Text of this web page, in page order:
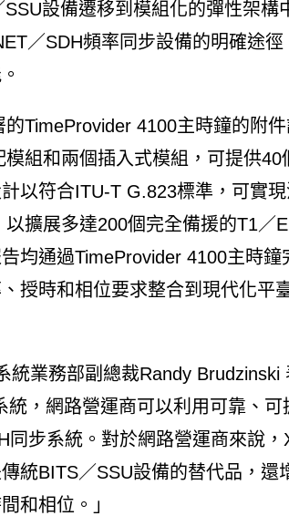
設備遷移到模組化的彈性架構
／SDH頻率同步設備的明確途
TimeProvider 4100主時鐘的附
組和兩個插入式模組，可提供
以符合ITU-T G.823標準，可實
擴展多達200個完全備援的T1／
均通過TimeProvider 4100主時
授時和相位要求整合到現代化平
統業務部副總裁Randy Brudzinski
統，網路營運商可以利用可靠、
同步系統。對於網路營運商來說，
統BITS／SSU設備的替代品，還
和相位。」